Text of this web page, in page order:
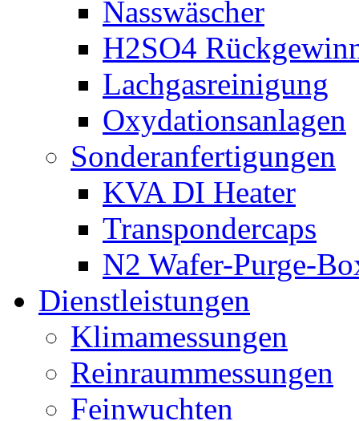
Nasswäscher
H2SO4
Lachgasreinigung
Oxydationsanlagen
Sonderanfertigungen
KVA DI Heater
Transpondercaps
N2 Wafer-Purge-
Dienstleistungen
Klimamessungen
Reinraummessungen
Feinwuchten